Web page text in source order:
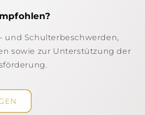
und Schulterbeschwerden,
sowie zur Unterstützung der